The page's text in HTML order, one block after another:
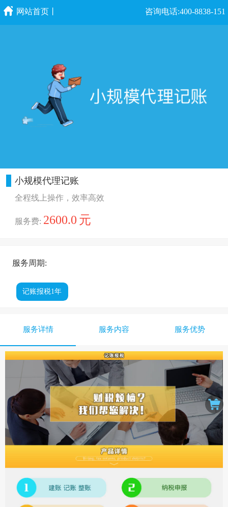
网站首页丨 咨询电话:400-8838-151
小规模代理记账
全程线上操作，效率高效
服务费: 2600.0 元
服务周期:
记账报税1年
服务详情 服务内容 服务优势